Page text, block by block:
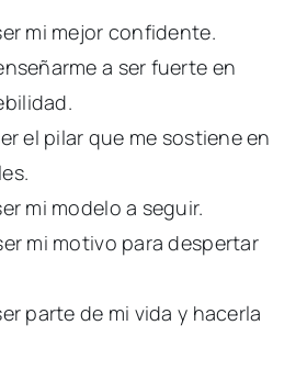
mi mejor confidente.
a ser fuerte en
el pilar que me sostiene en
mi modelo a seguir.
mi motivo para despertar
parte de mi vida y hacerla